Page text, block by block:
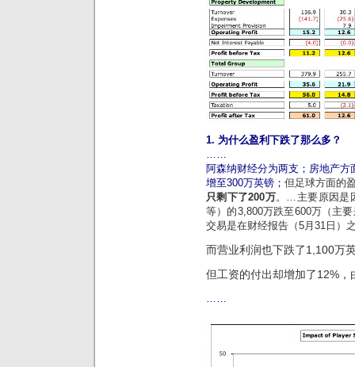
1. 为什么盈利下跌了那么多？
阿森纳财经分为两支；房地产
增至300万英镑；但足球方面的
只剩下了200万。…主要原因是
等）的3,800万跌至600万（主
交易是在财经报告（5月31日）
而营业利润也下跌了1,100万
但工资的付出却增加了12%